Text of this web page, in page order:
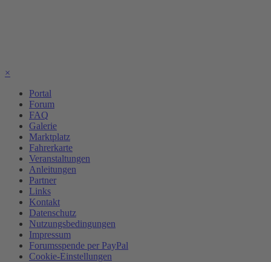
×
Portal
Forum
FAQ
Galerie
Marktplatz
Fahrerkarte
Veranstaltungen
Anleitungen
Partner
Links
Kontakt
Datenschutz
Nutzungsbedingungen
Impressum
Forumsspende per PayPal
Cookie-Einstellungen